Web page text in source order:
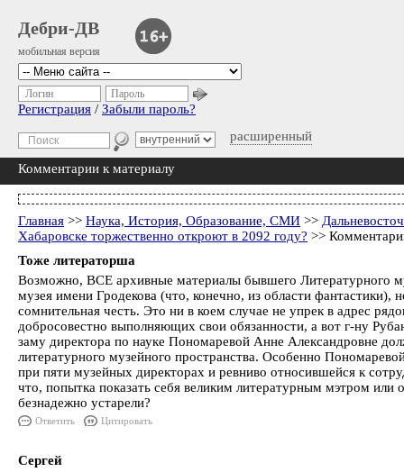
Дебри-ДВ
мобильная версия
расширенный
Логин Пароль
Регистрация / Забыли пароль?
Комментарии к материалу
Главная >> Наука, История, Образование, СМИ >>
Хабаровске торжественно откроют в 2092 году? >>
Тоже литераторша
Возможно, ВСЕ архивные материалы бывшего Литературного
музея имени Гродекова (что, конечно, из области
сомнительная честь. Это ни в коем случае не упрек в адрес
добросовестно выполняющих свои обязанности, а вот г-ну
заму директора по науке Пономаревой Анне Александровне
литературного музейного пространства. Особенно
при пяти музейных директорах и ревниво относившейся к
что, попытка показать себя великим литературным мэтром или
безнадежно устарели?
Ответить Цитировать
Сергей